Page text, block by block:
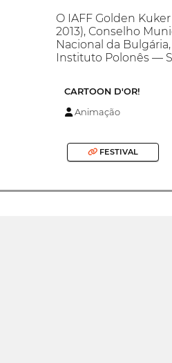
O IAFF Golden
2013), Conselho
Nacional da
Instituto Polonês —
CARTOON D′OR!
Animação
FESTIVAL